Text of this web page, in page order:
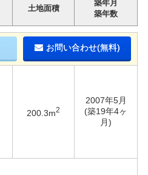
土地面積
築年月
築年数
お問い合わせ(無料)
200.3m2
2007年5月
(築19年4ヶ
月)